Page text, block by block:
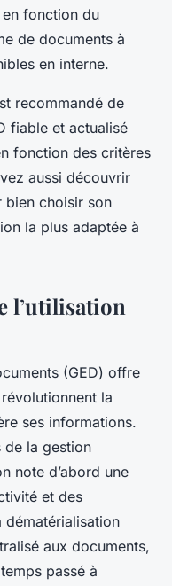
fonction du
de documents à
en interne.
recommandé de
fiable et actualisé
fonction des critères
aussi découvrir
bien choisir son
la plus adaptée à
l’utilisation
(GED) offre
la
ses informations.
de la gestion
note d’abord une
et des
dématérialisation
aux documents,
passé à